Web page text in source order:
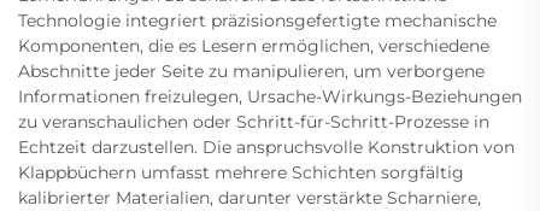
Technologie integriert präzisionsgefertigte mechanische
Komponenten, die es Lesern ermöglichen, verschiedene
Abschnitte jeder Seite zu manipulieren, um verborgene
Informationen freizulegen, Ursache-Wirkungs-Beziehungen
zu veranschaulichen oder Schritt-für-Schritt-Prozesse in
Echtzeit darzustellen. Die anspruchsvolle Konstruktion von
Klappbüchern umfasst mehrere Schichten sorgfältig
kalibrierter Materialien, darunter verstärkte Scharniere,